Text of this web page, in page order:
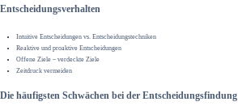
Entscheidungsverhalten
Intuitive Entscheidungen vs. Entscheidungstechniken
Reaktive und proaktive Entscheidungen
Offene Ziele – verdeckte Ziele
Zeitdruck vermeiden
Die häufigsten Schwächen bei der Entscheidungsfindung